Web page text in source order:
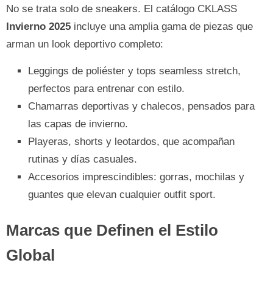
No se trata solo de sneakers. El catálogo CKLASS
Invierno 2025 incluye una amplia gama de piezas que
arman un look deportivo completo:
Leggings de poliéster y tops seamless stretch,
perfectos para entrenar con estilo.
Chamarras deportivas y chalecos, pensados para
las capas de invierno.
Playeras, shorts y leotardos, que acompañan
rutinas y días casuales.
Accesorios imprescindibles: gorras, mochilas y
guantes que elevan cualquier outfit sport.
Marcas que Definen el Estilo
Global